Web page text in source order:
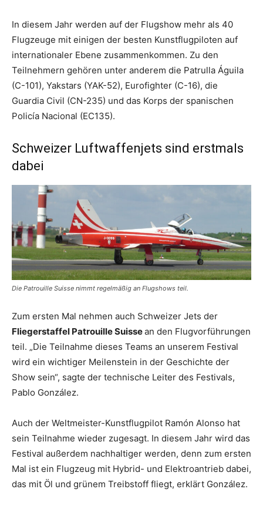
In diesem Jahr werden auf der Flugshow mehr als 40
Flugzeuge mit einigen der besten Kunstflugpiloten auf
internationaler Ebene zusammenkommen. Zu den
Teilnehmern gehören unter anderem die Patrulla Águila
(C-101), Yakstars (YAK-52), Eurofighter (C-16), die
Guardia Civil (CN-235) und das Korps der spanischen
Policía Nacional (EC135).
Schweizer Luftwaffenjets sind erstmals
dabei
Die Patrouille Suisse nimmt regelmäßig an Flugshows teil.
Zum ersten Mal nehmen auch Schweizer Jets der
Fliegerstaffel Patrouille Suissean den Flugvorführungen
teil. „Die Teilnahme dieses Teams an unserem Festival
wird ein wichtiger Meilenstein in der Geschichte der
Show sein“, sagte der technische Leiter des Festivals,
Pablo González.
Auch der Weltmeister-Kunstflugpilot Ramón Alonso hat
sein Teilnahme wieder zugesagt. In diesem Jahr wird das
Festival außerdem nachhaltiger werden, denn zum ersten
Mal ist ein Flugzeug mit Hybrid- und Elektroantrieb dabei,
das mit Öl und grünem Treibstoff fliegt, erklärt González.